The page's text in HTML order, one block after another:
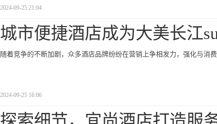
2024-09-25 21:04
城市便捷酒店成为大美长江
随着竞争的不断加剧，众多酒店品牌纷纷在营销上争相发力，强化与消
2024-09-25 16:06